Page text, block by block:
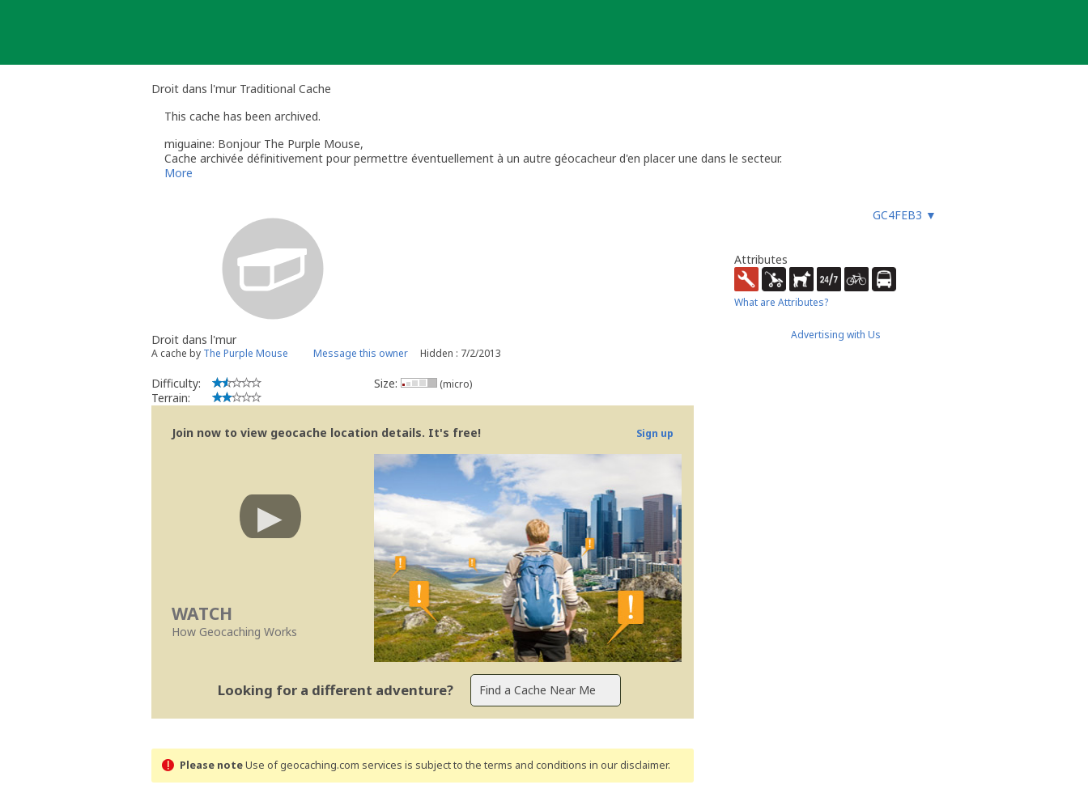
Droit dans l'mur Traditional Cache
This cache has been archived.
miguaine: Bonjour The Purple Mouse,
Cache archivée définitivement pour permettre éventuellement à un autre géocacheur d'en placer une dans le secteur.
Cordialement,
More
GC4FEB3 ▼
Droit dans l'mur
A cache by The Purple Mouse Message this owner Hidden : 7/2/2013
Difficulty:
Terrain:
Size: (micro)
Join now to view geocache location details. It's free! Sign up
WATCH
How Geocaching Works
Looking for a different adventure?
Please noteUse of geocaching.com services is subject to the terms and conditions in our disclaimer.
Attributes
What are Attributes?
Advertising with Us